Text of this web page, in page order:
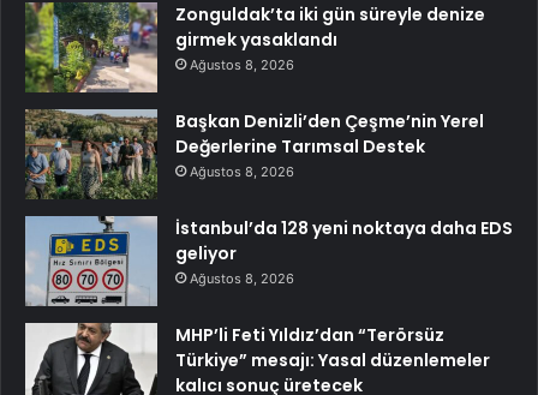
Zonguldak’ta iki gün süreyle denize
girmek yasaklandı
Ağustos 8, 2026
Başkan Denizli’den Çeşme’nin Yerel
Değerlerine Tarımsal Destek
Ağustos 8, 2026
İstanbul’da 128 yeni noktaya daha EDS
geliyor
Ağustos 8, 2026
MHP’li Feti Yıldız’dan “Terörsüz
Türkiye” mesajı: Yasal düzenlemeler
kalıcı sonuç üretecek